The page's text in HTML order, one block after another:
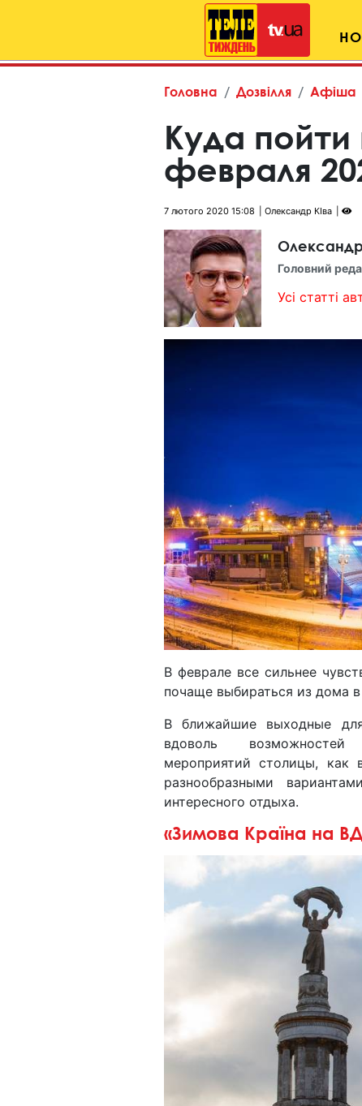
Головна Дозвілля Афіша
Куда пойти
февраля
7 лютого 2020 15:08 Олександр КІва
Олександр
Головний
Усі статті
В феврале все сильнее
почаще выбираться из дома
В ближайшие выходные
вдоволь
мероприятий столицы, как
разнообразными
интересного отдыха.
«Зимова Країна на